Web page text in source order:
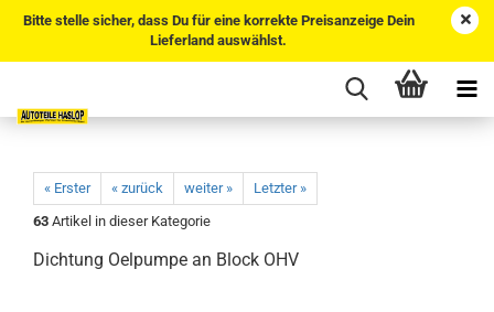
Bitte stelle sicher, dass Du für eine korrekte Preisanzeige Dein
Lieferland auswählst.
« Erster « zurück weiter »
Letzter »
63 Artikel in dieser Kategorie
Dichtung Oelpumpe an Block OHV